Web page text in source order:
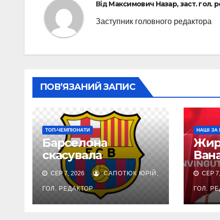
ВідМаксимович Назар, заст. гол.
Заступник головного редактора
ПОВ’ЯЗАНИЙ ЗАПИС
ТОП-ЧЕМПІОНАТИ
Барселона
скасувала
товариський матч
у Марокко через
ситуацію в Сеуті
СЕР 7, 2026 САПОТЮК ЮРІЙ,
ГОЛ. РЕДАКТОР
НАШІ ЗА
СЕР
ГОЛ.